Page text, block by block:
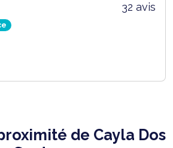
32 avis
de Cayla Dos